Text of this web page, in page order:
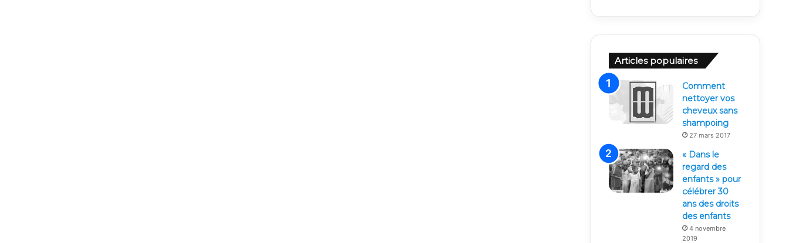
Articles populaires
Comment
nettoyer vos
cheveux sans
shampoing
27 mars 2017
« Dans le
regard des
enfants » pour
célébrer 30
ans des droits
des enfants
4 novembre
2019